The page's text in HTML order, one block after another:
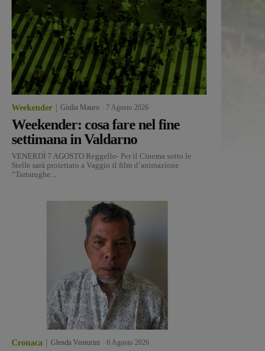
Weekender Giulia Mauro 7 Agosto 2026
Weekender: cosa fare nel fine
settimana in Valdarno
VENERDÌ 7 AGOSTO Reggello- Per il Cinema sotto le
Stelle sarà proiettato a Vaggio il film d’animazione
“Tartarughe...
Cronaca Glenda Venturini 6 Agosto 2026